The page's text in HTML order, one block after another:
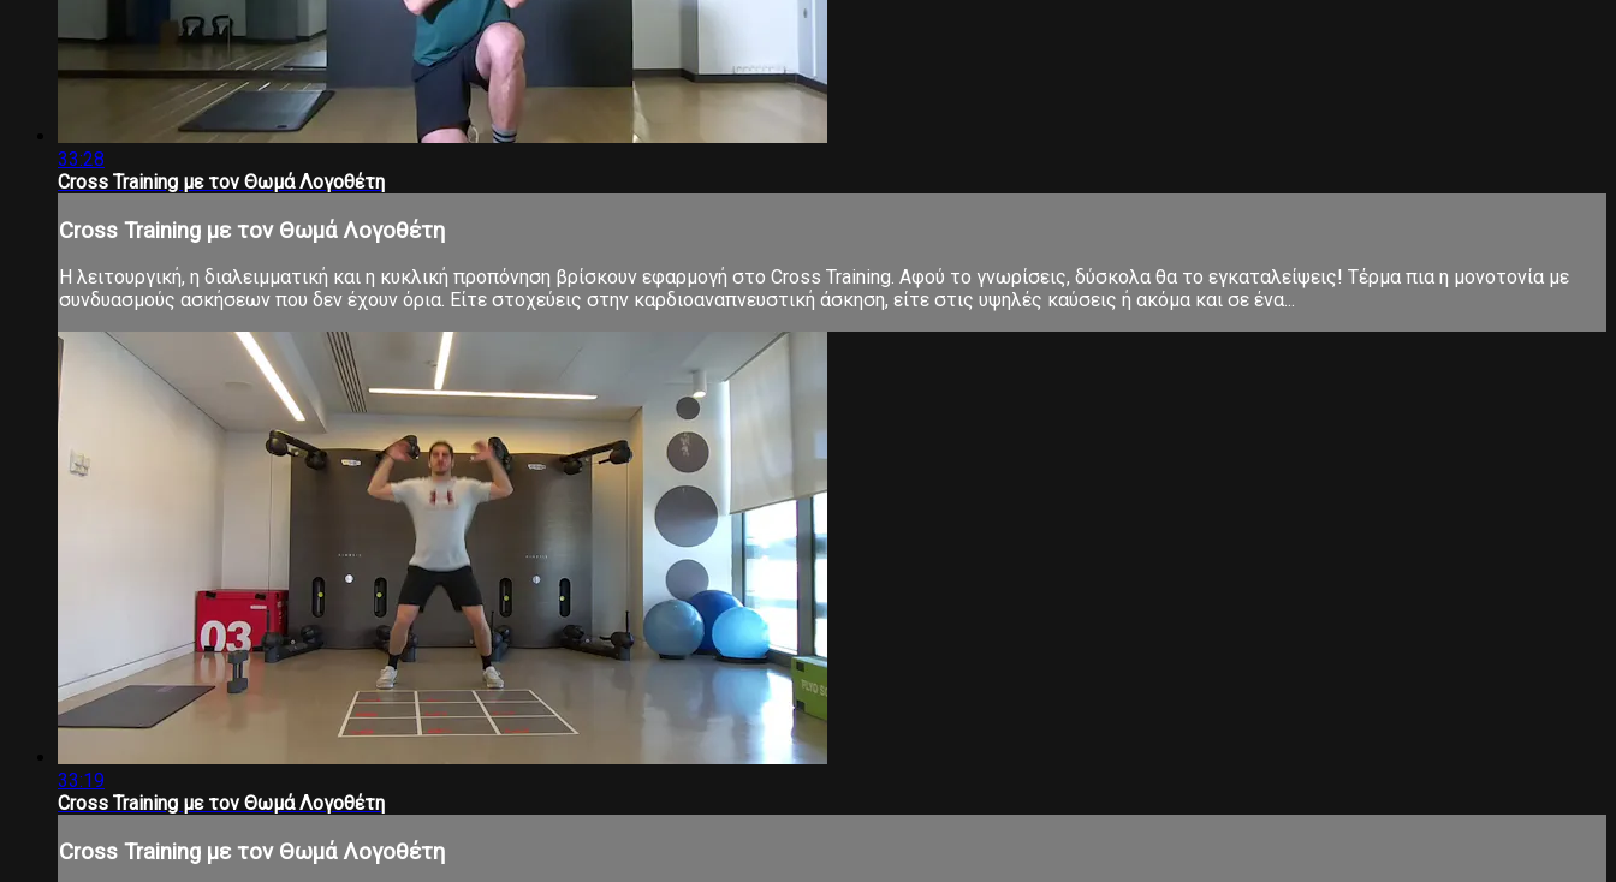
33:28
Cross Training με τον Θωμά Λογοθέτη
Cross Training με τον Θωμά Λογοθέτη
Η λειτουργική, η διαλειμματική και η κυκλική προπόνηση βρίσκουν εφαρμογή στο Cross Training. Αφού το γνωρίσεις, δύσκολα θα το εγκαταλείψεις! Τέρμα πια η μονοτονία με
συνδυασμούς ασκήσεων που δεν έχουν όρια. Είτε στοχεύεις στην καρδιοαναπνευστική άσκηση, είτε στις υψηλές καύσεις ή ακόμα και σε ένα...
33:19
Cross Training με τον Θωμά Λογοθέτη
Cross Training με τον Θωμά Λογοθέτη